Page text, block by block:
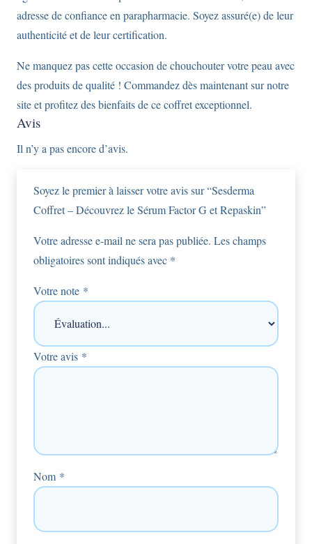
adresse de confiance en parapharmacie. Soyez assuré(e) de leur
authenticité et de leur certification.
Ne manquez pas cette occasion de chouchouter votre peau avec
des produits de qualité ! Commandez dès maintenant sur notre
site et profitez des bienfaits de ce coffret exceptionnel.
Avis
Il n’y a pas encore d’avis.
Soyez le premier à laisser votre avis sur “Sesderma
Coffret – Découvrez le Sérum Factor G et Repaskin”
Votre adresse e-mail ne sera pas publiée. Les champs
obligatoires sont indiqués avec *
Votre note *
Votre avis *
Nom *